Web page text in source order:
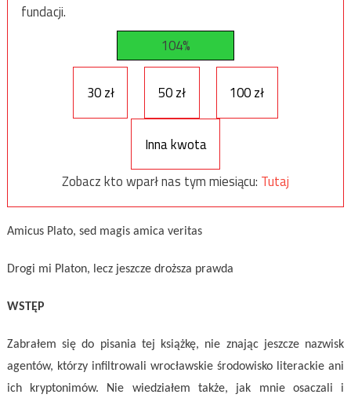
fundacji.
104%
30 zł 50 zł 100 zł
Inna kwota
Zobacz kto wparł nas tym miesiącu: Tutaj
Amicus Plato, sed magis amica veritas
Drogi mi Platon, lecz jeszcze droższa prawda
WSTĘP
Zabrałem się do pisania tej książkę, nie znając jeszcze nazwisk
agentów, którzy infiltrowali wrocławskie środowisko literackie ani
ich kryptonimów. Nie wiedziałem także, jak mnie osaczali i